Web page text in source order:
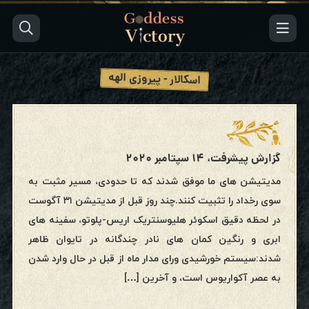
اسکالار - پیروزی الهه
گزارش پیشرفت، ۱۴ سپتامبر ۲۰۲۰
مدیتیشن های ما موفق شدند که تا حدودی، مسیر مثبت به
سوی رخداد را تثبیت کنند.چند روز قبل از مدیتیشن ۳۱ آگوست
در لحظه دقیق اسکوئر هلیوسنتریک اریس-پلوتو، سفینه های
ابری و رنگین کمان های نادر چندگانه در تایوان ظاهر
شدند:سیستم خورشیدی ورای مدار ماه از قبل در حال وارد شدن
به عصر آکواریوس است، و آخرین […]